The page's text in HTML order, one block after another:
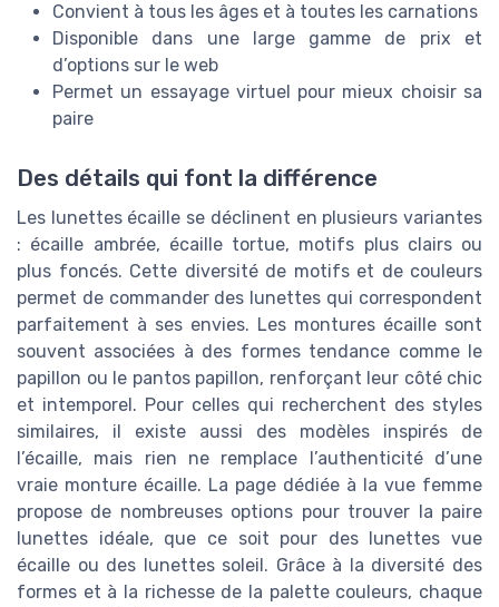
Convient à tous les âges et à toutes les carnations
Disponible dans une large gamme de prix et
d’options sur le web
Permet un essayage virtuel pour mieux choisir sa
paire
Des détails qui font la différence
Les lunettes écaille se déclinent en plusieurs variantes
: écaille ambrée, écaille tortue, motifs plus clairs ou
plus foncés. Cette diversité de motifs et de couleurs
permet de commander des lunettes qui correspondent
parfaitement à ses envies. Les montures écaille sont
souvent associées à des formes tendance comme le
papillon ou le pantos papillon, renforçant leur côté chic
et intemporel. Pour celles qui recherchent des styles
similaires, il existe aussi des modèles inspirés de
l’écaille, mais rien ne remplace l’authenticité d’une
vraie monture écaille. La page dédiée à la vue femme
propose de nombreuses options pour trouver la paire
lunettes idéale, que ce soit pour des lunettes vue
écaille ou des lunettes soleil. Grâce à la diversité des
formes et à la richesse de la palette couleurs, chaque